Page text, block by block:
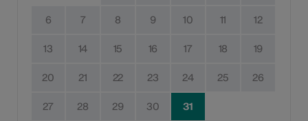
6 7 8 9 10 11 12
13 14 15 16 17 18 19
20 21 22 23 24 25 26
27 28 29 30 31